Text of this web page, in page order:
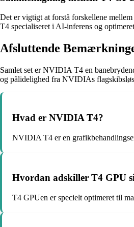
Det er vigtigt at forstå forskellene
T4 specialiseret i AI-inferens og
Afsluttende
Samlet set er NVIDIA T4 en
og pålidelighed fra NVIDIAs
Hvad er NVIDIA T4?
NVIDIA T4 er en
Hvordan adskiller T4 GPU
T4 GPUen er specielt optimeret til